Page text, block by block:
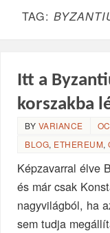
TAG:
Itt a
korszakba
BY VARIANCE
BLOG, ETHEREUM,
Képzavarral élve
és már csak
nagyvilágból, ha
sem tudja